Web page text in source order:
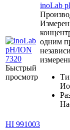
Быстрый
просмотр
inoLab
одним
HI 991003